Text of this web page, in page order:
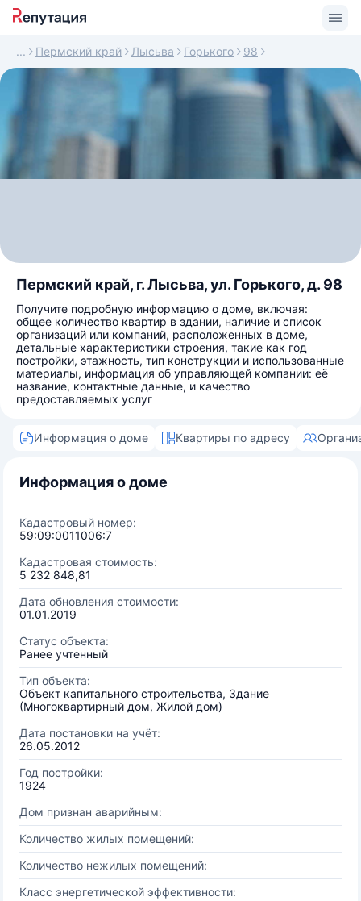
Пермский край Лысьва Горького 98
Пермский край, г. Лысьва, ул. Горького, д. 98
Получите подробную информацию о доме, включая:
общее количество квартир в здании, наличие и список
организаций или компаний, расположенных в доме,
детальные характеристики строения, такие как год
постройки, этажность, тип конструкции и использованные
материалы, информация об управляющей компании: её
название, контактные данные, и качество
предоставляемых услуг
Информация о доме Квартиры по адресу
Информация о доме
Кадастровый номер:
59:09:0011006:7
Кадастровая стоимость:
5 232 848,81
Дата обновления стоимости:
01.01.2019
Статус объекта:
Ранее учтенный
Тип объекта:
Объект капитального строительства, Здание
(Многоквартирный дом, Жилой дом)
Дата постановки на учёт:
26.05.2012
Год постройки:
1924
Дом признан аварийным:
Количество жилых помещений:
Количество нежилых помещений:
Класс энергетической эффективности: